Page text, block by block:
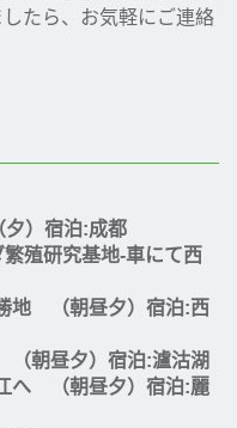
たら、お気軽にご連絡
）宿泊:成都
殖研究基地-車にて西
地 （朝昼夕）宿泊:西
朝昼夕）宿泊:瀘沽湖
へ （朝昼夕）宿泊:麗